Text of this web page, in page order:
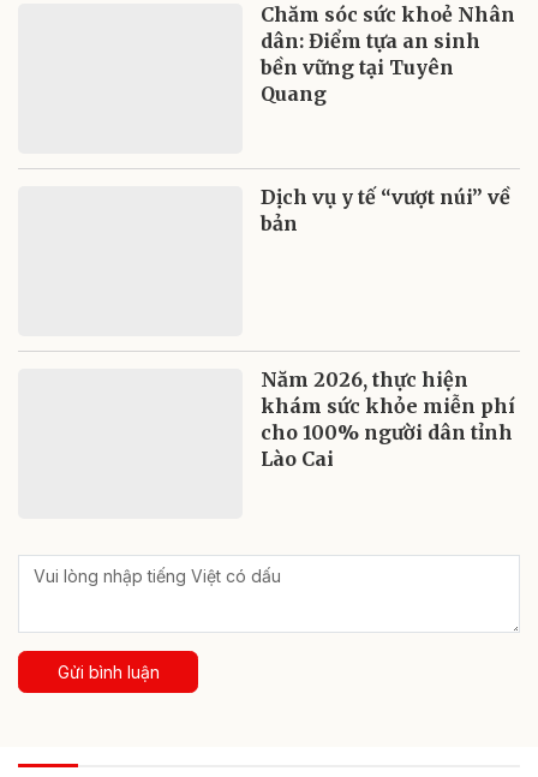
Chăm sóc sức khoẻ Nhân
dân: Điểm tựa an sinh
bền vững tại Tuyên
Quang
Dịch vụ y tế “vượt núi” về
bản
Năm 2026, thực hiện
khám sức khỏe miễn phí
cho 100% người dân tỉnh
Lào Cai
Gửi bình luận